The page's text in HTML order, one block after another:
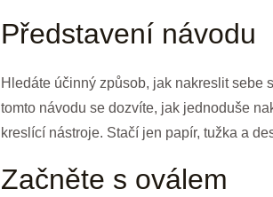
Představení návodu
Hledáte účinný způsob, jak nakreslit sebe
tomto návodu se dozvíte, jak jednoduše
kreslící nástroje. Stačí jen papír, tužka a
Začněte s oválem